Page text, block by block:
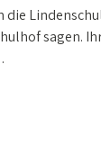
die
sagen.